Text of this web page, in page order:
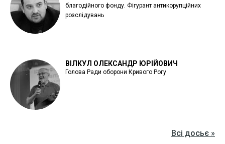
благодійного фонду. Фігурант антикорупційних
розслідувань
ВІЛКУЛ ОЛЕКСАНДР ЮРІЙОВИЧ
Голова Ради оборони Кривого Рогу
Всі досьє »